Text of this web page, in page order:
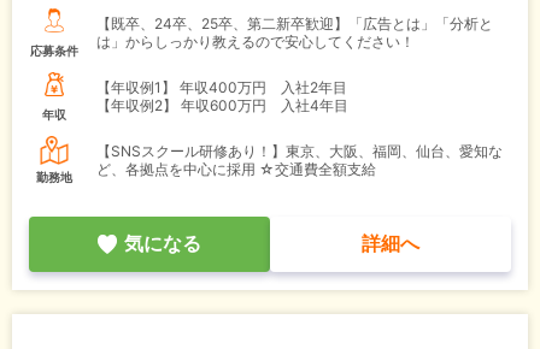
応募条件
【既卒、24卒、25卒、第二新卒歓迎】「広告とは」「分析と
は」からしっかり教えるので安心してください！
年収
【年収例1】
年収400万円 入社2年目
【年収例2】
年収600万円 入社4年目
勤務地
【SNSスクール研修あり！】東京、大阪、福岡、仙台、愛知な
ど、各拠点を中心に採用 ☆交通費全額支給
気になる 詳細へ